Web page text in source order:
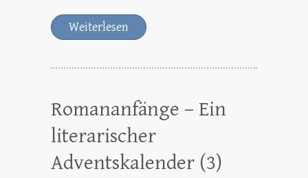
Weiterlesen
Romananfänge – Ein
literarischer
Adventskalender (3)